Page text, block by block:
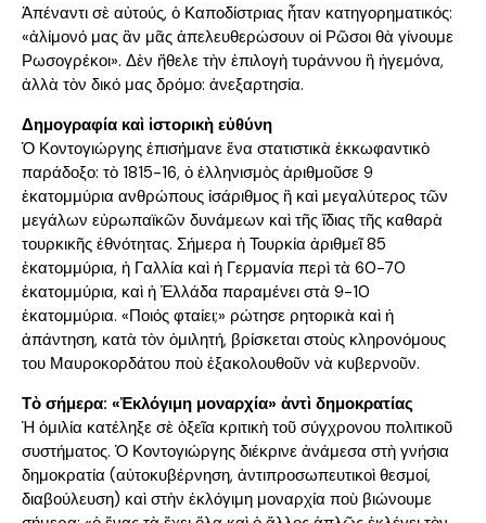
Ἀπέναντι σὲ αὐτούς, ὁ Καποδίστριας ἦταν κατηγορηματικός:
«ἀλίμονό μας ἂν μᾶς ἀπελευθερώσουν οἱ Ρῶσοι θὰ γίνουμε
Ρωσογρέκοι». Δὲν ἤθελε τὴν ἐπιλογὴ τυράννου ἢ ἡγεμόνα,
ἀλλὰ τὸν δικό μας δρόμο: ἀνεξαρτησία.
Δημογραφία καὶ ἱστορικὴ εὐθύνη
Ὁ Κοντογιώργης ἐπισήμανε ἕνα στατιστικὰ ἐκκωφαντικὸ
παράδοξο: τὸ 1815-16, ὁ ἑλληνισμὸς ἀριθμοῦσε 9
ἑκατομμύρια ανθρώπους ἰσάριθμος ἢ καὶ μεγαλύτερος τῶν
μεγάλων εὐρωπαϊκῶν δυνάμεων καὶ τῆς ἴδιας τῆς καθαρὰ
τουρκικῆς ἐθνότητας. Σήμερα ἡ Τουρκία ἀριθμεῖ 85
ἑκατομμύρια, ἡ Γαλλία καὶ ἡ Γερμανία περὶ τὰ 60-70
ἑκατομμύρια, καὶ ἡ Ἑλλάδα παραμένει στὰ 9-10
ἑκατομμύρια. «Ποιός φταίει;» ρώτησε ρητορικὰ καὶ ἡ
ἀπάντηση, κατὰ τὸν ὁμιλητή, βρίσκεται στοὺς κληρονόμους
του Μαυροκορδάτου ποὺ ἐξακολουθοῦν νὰ κυβερνοῦν.
Τὸ σήμερα: «Ἐκλόγιμη μοναρχία» ἀντὶ δημοκρατίας
Ἡ ὁμιλία κατέληξε σὲ ὀξεῖα κριτικὴ τοῦ σύγχρονου πολιτικοῦ
συστήματος. Ὁ Κοντογιώργης διέκρινε ἀνάμεσα στὴ γνήσια
δημοκρατία (αὐτοκυβέρνηση, ἀντιπροσωπευτικοὶ θεσμοί,
διαβούλευση) καὶ στὴν ἐκλόγιμη μοναρχία ποὺ βιώνουμε